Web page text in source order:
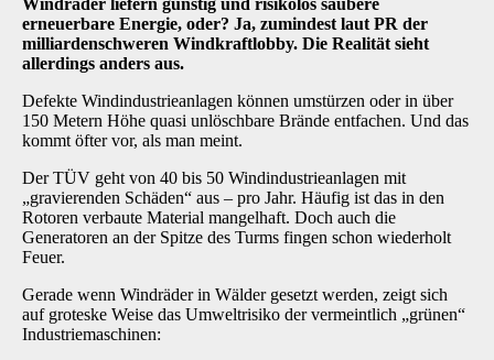
erneuerbare Energie, oder? Ja, zumindest laut PR der
milliardenschweren Windkraftlobby. Die Realität sieht
allerdings anders aus.
Defekte Windindustrieanlagen können umstürzen oder in über
150 Metern Höhe quasi unlöschbare Brände entfachen. Und das
kommt öfter vor, als man meint.
Der TÜV geht von 40 bis 50 Windindustrieanlagen mit
„gravierenden Schäden“ aus – pro Jahr. Häufig ist das in den
Rotoren verbaute Material mangelhaft. Doch auch die
Generatoren an der Spitze des Turms fingen schon wiederholt
Feuer.
Gerade wenn Windräder in Wälder gesetzt werden, zeigt sich
auf groteske Weise das Umweltrisiko der vermeintlich „grünen“
Industriemaschinen: